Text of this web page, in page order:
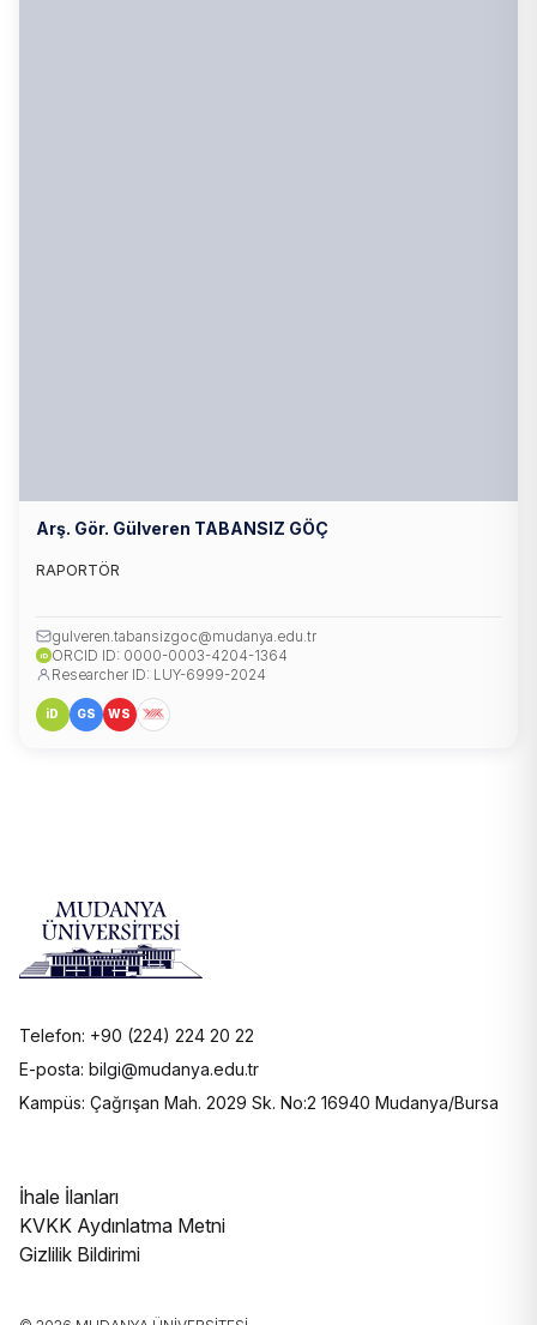
Arş. Gör. Gülveren TABANSIZ GÖÇ
RAPORTÖR
gulveren.tabansizgoc@mudanya.edu.tr
iD ORCID ID: 0000-0003-4204-1364
Researcher ID: LUY-6999-2024
iD GS WS
Telefon: +90 (224) 224 20 22
E-posta: bilgi@mudanya.edu.tr
Kampüs: Çağrışan Mah. 2029 Sk. No:2 16940 Mudanya/Bursa
İhale İlanları
KVKK Aydınlatma Metni
Gizlilik Bildirimi